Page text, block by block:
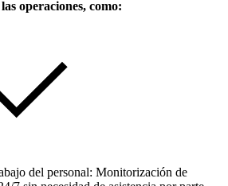
operaciones, como:
del personal: Monitorización de